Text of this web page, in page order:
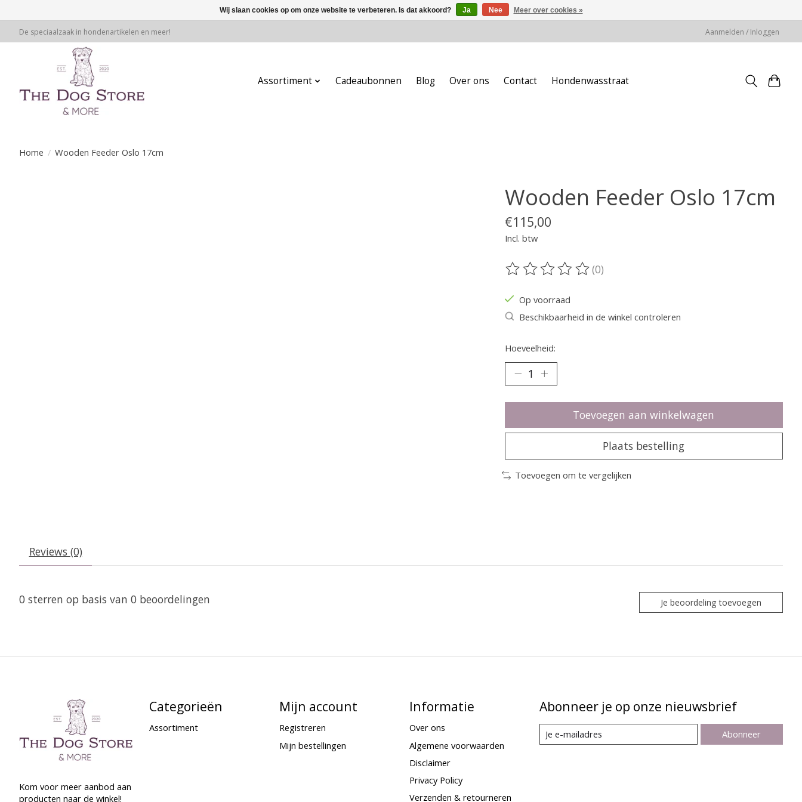
De speciaalzaak in hondenartikelen en meer! Aanmelden / Inloggen
Assortiment Cadeaubonnen Blog Over ons Contact Hondenwasstraat
Home / Wooden Feeder Oslo 17cm
Wooden Feeder Oslo 17cm
€115,00
Incl. btw
De beoordeling van dit product is
(0)
Op voorraad
Beschikbaarheid in de winkel controleren
Hoeveelheid:
Toevoegen aan winkelwagen
Plaats bestelling
Toevoegen om te vergelijken
Reviews (0)
0 sterren op basis van 0 beoordelingen Je beoordeling toevoegen
Kom voor meer aanbod aan
producten naar de winkel!
Categorieën
Assortiment
Mijn account
Registreren
Mijn bestellingen
Informatie
Over ons
Algemene voorwaarden
Disclaimer
Privacy Policy
Verzenden & retourneren
Abonneer je op onze nieuwsbrief
Abonneer
Wij slaan cookies op om onze website te verbeteren. Is dat akkoord? Ja Nee Meer over cookies »